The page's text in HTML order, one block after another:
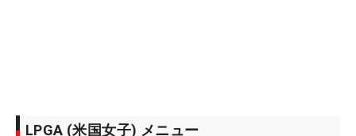
LPGA (米国女子) メニュー